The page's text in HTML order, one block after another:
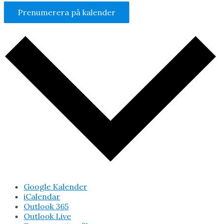
Prenumerera på kalender
Google Kalender
iCalendar
Outlook 365
Outlook Live